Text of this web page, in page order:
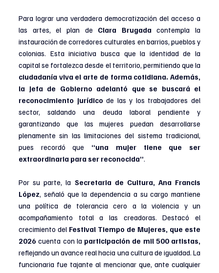
Para lograr una verdadera democratización del acceso a
las artes, el plan de Clara Brugada contempla la
instauración de corredores culturales en barrios, pueblos y
colonias. Esta iniciativa busca que la identidad de la
ciudadanía viva el arte de forma cotidiana. Además,
la Jefa de Gobierno adelantó que se buscará el
reconocimiento jurídico de las y los trabajadores del
sector, saldando una deuda laboral pendiente y
garantizando que las mujeres puedan desarrollarse
plenamente sin las limitaciones del sistema tradicional,
pues recordó que “una mujer tiene que ser
extraordinaria para ser reconocida”.
Por su parte, la Secretaria de Cultura, Ana Francis
López, señaló que la dependencia a su cargo mantiene
una política de tolerancia cero a la violencia y un
acompañamiento total a las creadoras. Destacó el
crecimiento del Festival Tiempo de Mujeres, que este
2026 cuenta con la participación de mil 500 artistas,
reflejando un avance real hacia una cultura de igualdad. La
funcionaria fue tajante al mencionar que, ante cualquier